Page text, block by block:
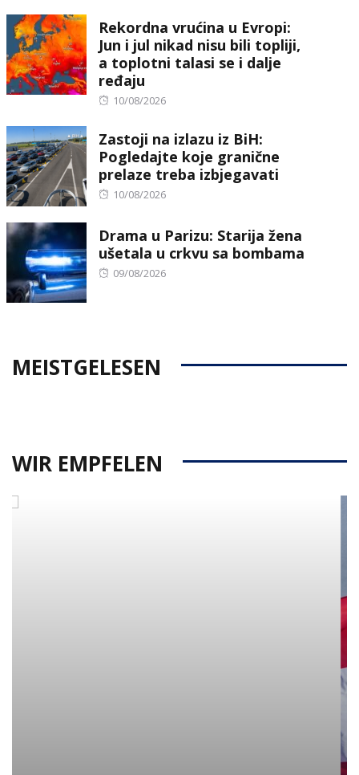
Rekordna vrućina u Evropi:
Jun i jul nikad nisu bili topliji,
a toplotni talasi se i dalje
ređaju
Posted
10/08/2026
Zastoji na izlazu iz BiH:
Pogledajte koje granične
prelaze treba izbjegavati
Posted
10/08/2026
Drama u Parizu: Starija žena
ušetala u crkvu sa bombama
Posted
09/08/2026
MEISTGELESEN
WIR EMPFELEN